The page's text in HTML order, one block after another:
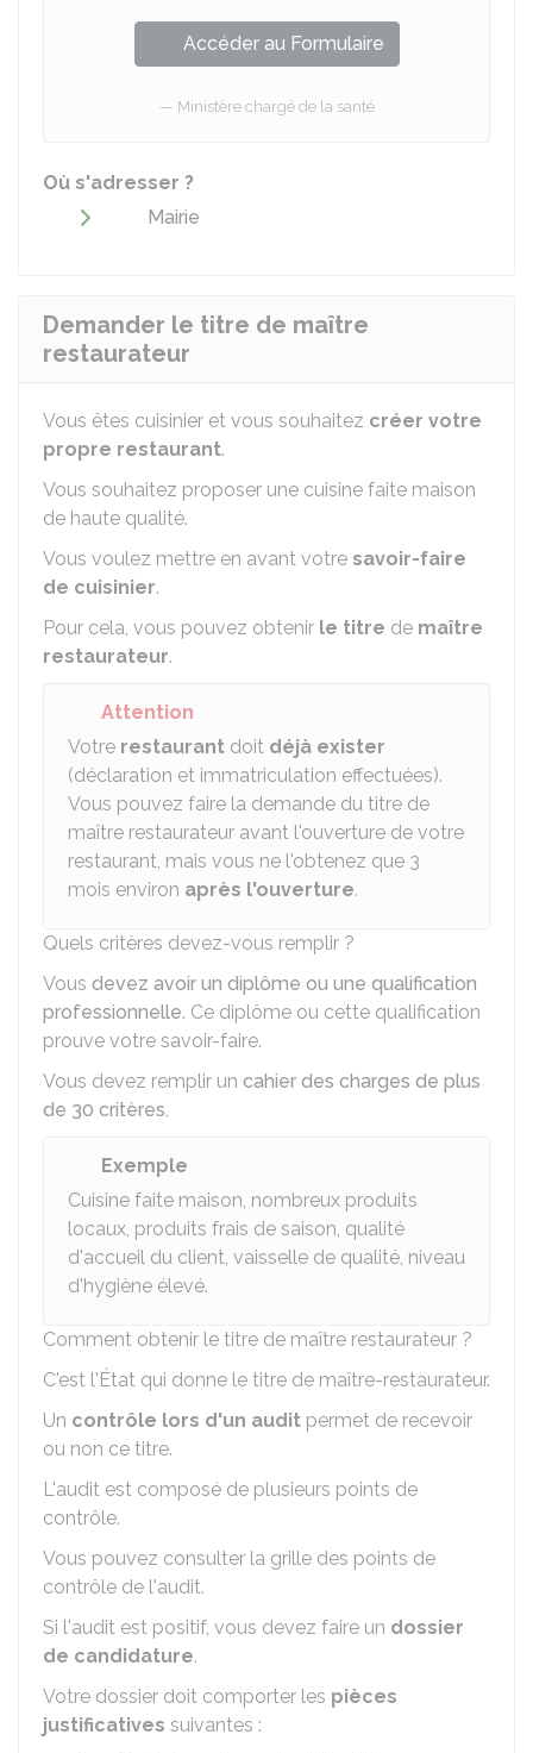
Accéder au Formulaire
Ministère chargé de la santé
Où s'adresser ?
Mairie
Demander le titre de maître
restaurateur
Vous êtes cuisinier et vous souhaitez créer votre
propre restaurant.
Vous souhaitez proposer une cuisine faite maison
de haute qualité.
Vous voulez mettre en avant votre savoir-faire
de cuisinier.
Pour cela, vous pouvez obtenir le titre de maître
restaurateur.
Attention
Votre restaurant doit déjà exister
(déclaration et immatriculation effectuées).
Vous pouvez faire la demande du titre de
maître restaurateur avant l'ouverture de votre
restaurant, mais vous ne l'obtenez que 3
mois environ après l'ouverture.
Quels critères devez-vous remplir ?
Vous devez avoir un diplôme ou une qualification
professionnelle. Ce diplôme ou cette qualification
prouve votre savoir-faire.
Vous devez remplir un cahier des charges de plus
de 30 critères.
Exemple
Cuisine faite maison, nombreux produits
locaux, produits frais de saison, qualité
d'accueil du client, vaisselle de qualité, niveau
d'hygiène élevé.
Comment obtenir le titre de maître restaurateur ?
C'est l'État qui donne le titre de maître-restaurateur.
Un contrôle lors d'un audit permet de recevoir
ou non ce titre.
L'audit est composé de plusieurs points de
contrôle.
Vous pouvez consulter la grille des points de
contrôle de l'audit.
Si l'audit est positif, vous devez faire un dossier
de candidature.
Votre dossier doit comporter les pièces
justificatives suivantes :